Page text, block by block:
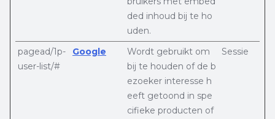
ded inhoud bij te ho
uden.
pagead/1p-
user-list/#
Google
Wordt gebruikt om
bij te houden of de b
ezoeker interesse h
eeft getoond in spe
cifieke producten of
Sessie